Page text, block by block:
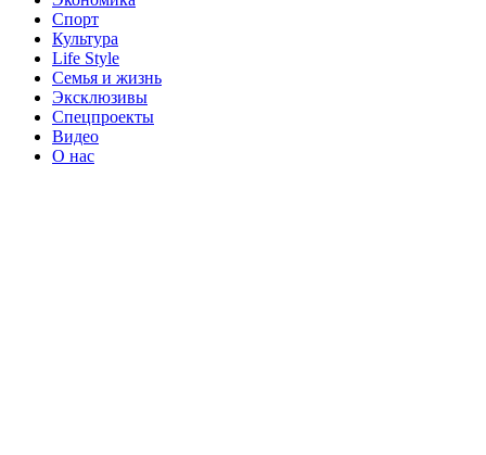
Спорт
Культура
Life Style
Семья и жизнь
Эксклюзивы
Спецпроекты
Видео
О нас